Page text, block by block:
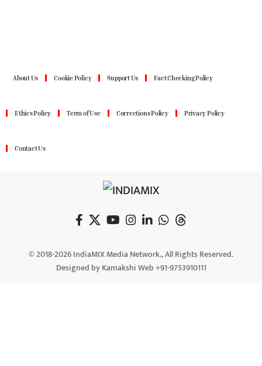
About Us Cookie Policy Support Us Fact Checking Policy
Ethics Policy Term of Use Corrections Policy Privacy Policy
Contact Us
© 2018-2026 IndiaMIX Media Network., All Rights Reserved.
Designed by Kamakshi Web +91-9753910111